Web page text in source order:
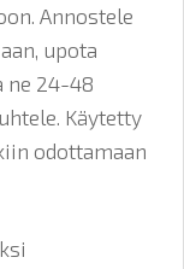
Annostele
upota
ne 24-48
Käytetty
odottamaan